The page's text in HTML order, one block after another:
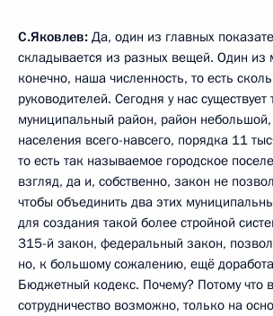
С.Яковлев: Да, один из главных
складывается из разных вещей. Один из
конечно, наша численность, то есть
руководителей. Сегодня у нас существует
муниципальный район, район
населения всего-навсего, порядка 11
то есть так называемое городское
взгляд, да и, собственно, закон не
чтобы объединить два этих
для создания такой более стройной
315-й закон, федеральный закон,
но, к большому сожалению, ещё
Бюджетный кодекс. Почему? Потому что
сотрудничество возможно, только на